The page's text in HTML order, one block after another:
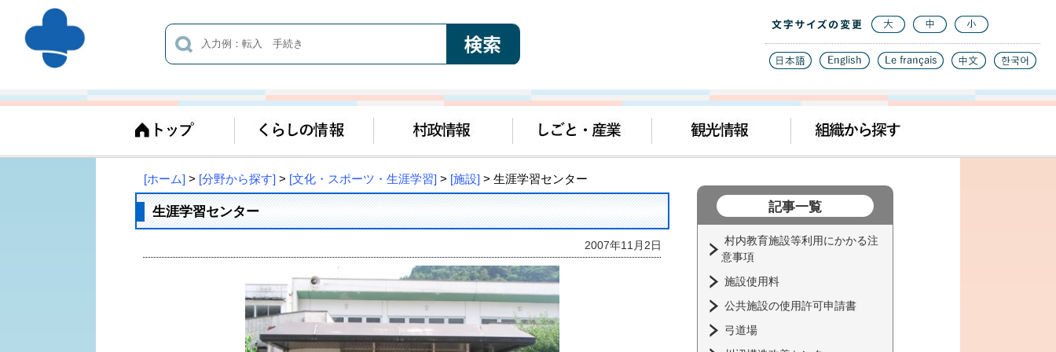
[ホーム] > [分野から探す] > [文化・スポーツ・生涯学習] > [施設] > 生涯学習センター
生涯学習センター
2007年11月2日
記事一覧
村内教育施設等利用にかかる注
意事項
施設使用料
公共施設の使用許可申請書
弓道場